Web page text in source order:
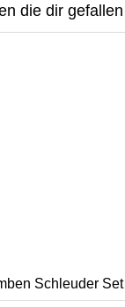
die dir
Schleuder Set